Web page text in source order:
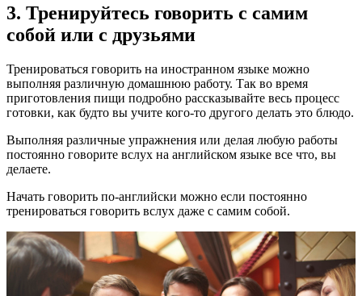
3. Тренируйтесь говорить с самим
собой или с друзьями
Тренироваться говорить на иностранном языке можно
выполняя различную домашнюю работу. Так во время
приготовления пищи подробно рассказывайте весь процесс
готовки, как будто вы учите кого-то другого делать это блюдо.
Выполняя различные упражнения или делая любую работы
постоянно говорите вслух на английском языке все что, вы
делаете.
Начать говорить по-английски можно если постоянно
тренироваться говорить вслух даже с самим собой.